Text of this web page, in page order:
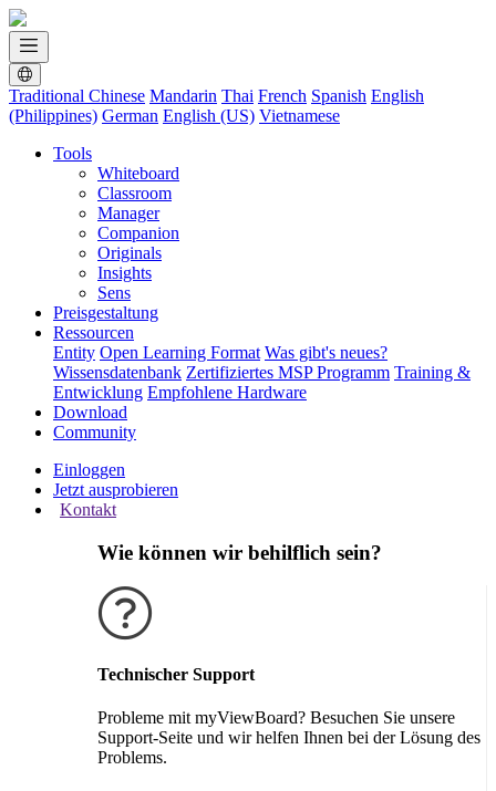
Traditional Chinese Mandarin Thai French Spanish English
(Philippines) German English (US) Vietnamese
Tools
Whiteboard
Classroom
Manager
Companion
Originals
Insights
Sens
Preisgestaltung
Ressourcen
Entity Open Learning Format Was gibt's neues?
Wissensdatenbank Zertifiziertes MSP Programm Training &
Entwicklung Empfohlene Hardware
Download
Community
Einloggen
Jetzt ausprobieren
Kontakt
Wie können wir behilflich sein?
Technischer Support
Probleme mit myViewBoard? Besuchen Sie unsere
Support-Seite und wir helfen Ihnen bei der Lösung des
Problems.